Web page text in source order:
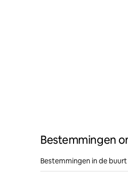
Bestemmingen
Bestemmingen in de buurt